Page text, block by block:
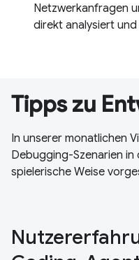
Netzwerkanfragen
direkt analysiert
Tipps zu
In unserer monatlichen
Debugging-Szenarien
spielerische Weise